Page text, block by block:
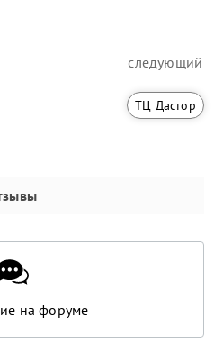
следующий
ТЦ Дастор
на форуме